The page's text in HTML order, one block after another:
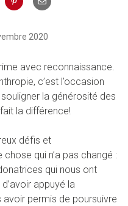
2020
avec reconnaissance.
c’est l’occasion
la générosité des
la différence!
défis et
qui n’a pas changé :
qui nous ont
appuyé la
avoir permis de poursuivre